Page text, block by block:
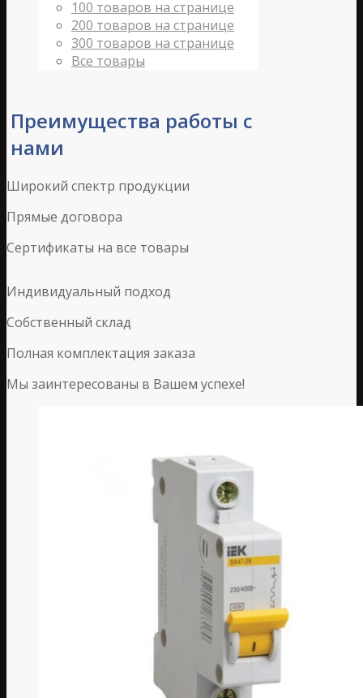
100 товаров на странице
200 товаров на странице
300 товаров на странице
Все товары
Преимущества работы с
нами
Широкий спектр продукции
Прямые договора
Сертификаты на все товары
Индивидуальный подход
Собственный склад
Полная комплектация заказа
Мы заинтересованы в Вашем успехе!